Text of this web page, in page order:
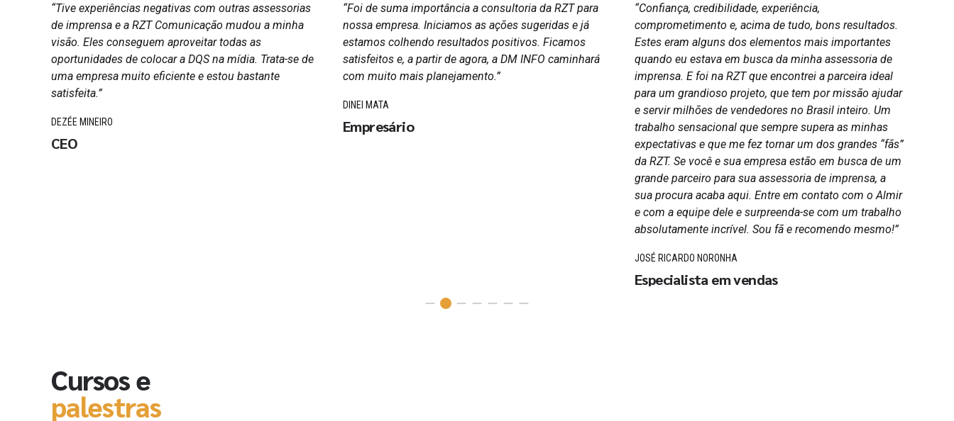
“Tive experiências negativas com outras assessorias
de imprensa e a RZT Comunicação mudou a minha
visão. Eles conseguem aproveitar todas as
oportunidades de colocar a DQS na mídia. Trata-se de
uma empresa muito eficiente e estou bastante
satisfeita.”
DEZÉE MINEIRO
CEO
“Foi de suma importância a consultoria da RZT para
nossa empresa. Iniciamos as ações sugeridas e já
estamos colhendo resultados positivos. Ficamos
satisfeitos e, a partir de agora, a DM INFO caminhará
com muito mais planejamento.”
DINEI MATA
Empresário
“Confiança, credibilidade, experiência,
comprometimento e, acima de tudo, bons resultados.
Estes eram alguns dos elementos mais importantes
quando eu estava em busca da minha assessoria de
imprensa. E foi na RZT que encontrei a parceira ideal
para um grandioso projeto, que tem por missão ajudar
e servir milhões de vendedores no Brasil inteiro. Um
trabalho sensacional que sempre supera as minhas
expectativas e que me fez tornar um dos grandes “fãs”
da RZT. Se você e sua empresa estão em busca de um
grande parceiro para sua assessoria de imprensa, a
sua procura acaba aqui. Entre em contato com o Almir
e com a equipe dele e surpreenda-se com um trabalho
absolutamente incrível. Sou fã e recomendo mesmo!”
JOSÉ RICARDO NORONHA
Especialista em vendas
Cursos e
palestras